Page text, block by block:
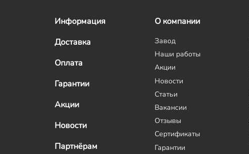
Информация
Доставка
Оплата
Гарантии
Акции
Новости
Партнёрам
О компании
Завод
Наши работы
Акции
Новости
Статьи
Вакансии
Отзывы
Сертификаты
Гарантии